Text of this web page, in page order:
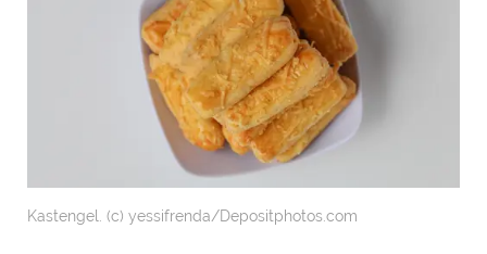
Kastengel. (c) yessifrenda/Depositphotos.com